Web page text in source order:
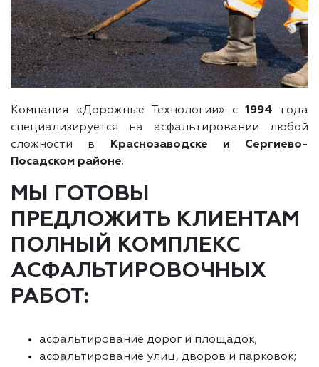
Компания «Дорожные Технологии» с1994 года
специализируется на асфальтировании любой
сложности в
Краснозаводске и Сергиево-
Посадском районе.
МЫ ГОТОВЫ
ПРЕДЛОЖИТЬ КЛИЕНТАМ
ПОЛНЫЙ КОМПЛЕКС
АСФАЛЬТИРОВОЧНЫХ
РАБОТ:
асфальтирование дорог и площадок;
асфальтирование улиц, дворов и парковок;